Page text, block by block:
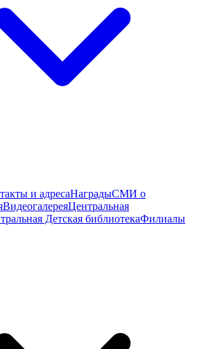
и адресаНаградыСМИ о
ВидеогалереяЦентральная
Детская библиотекаФилиалы